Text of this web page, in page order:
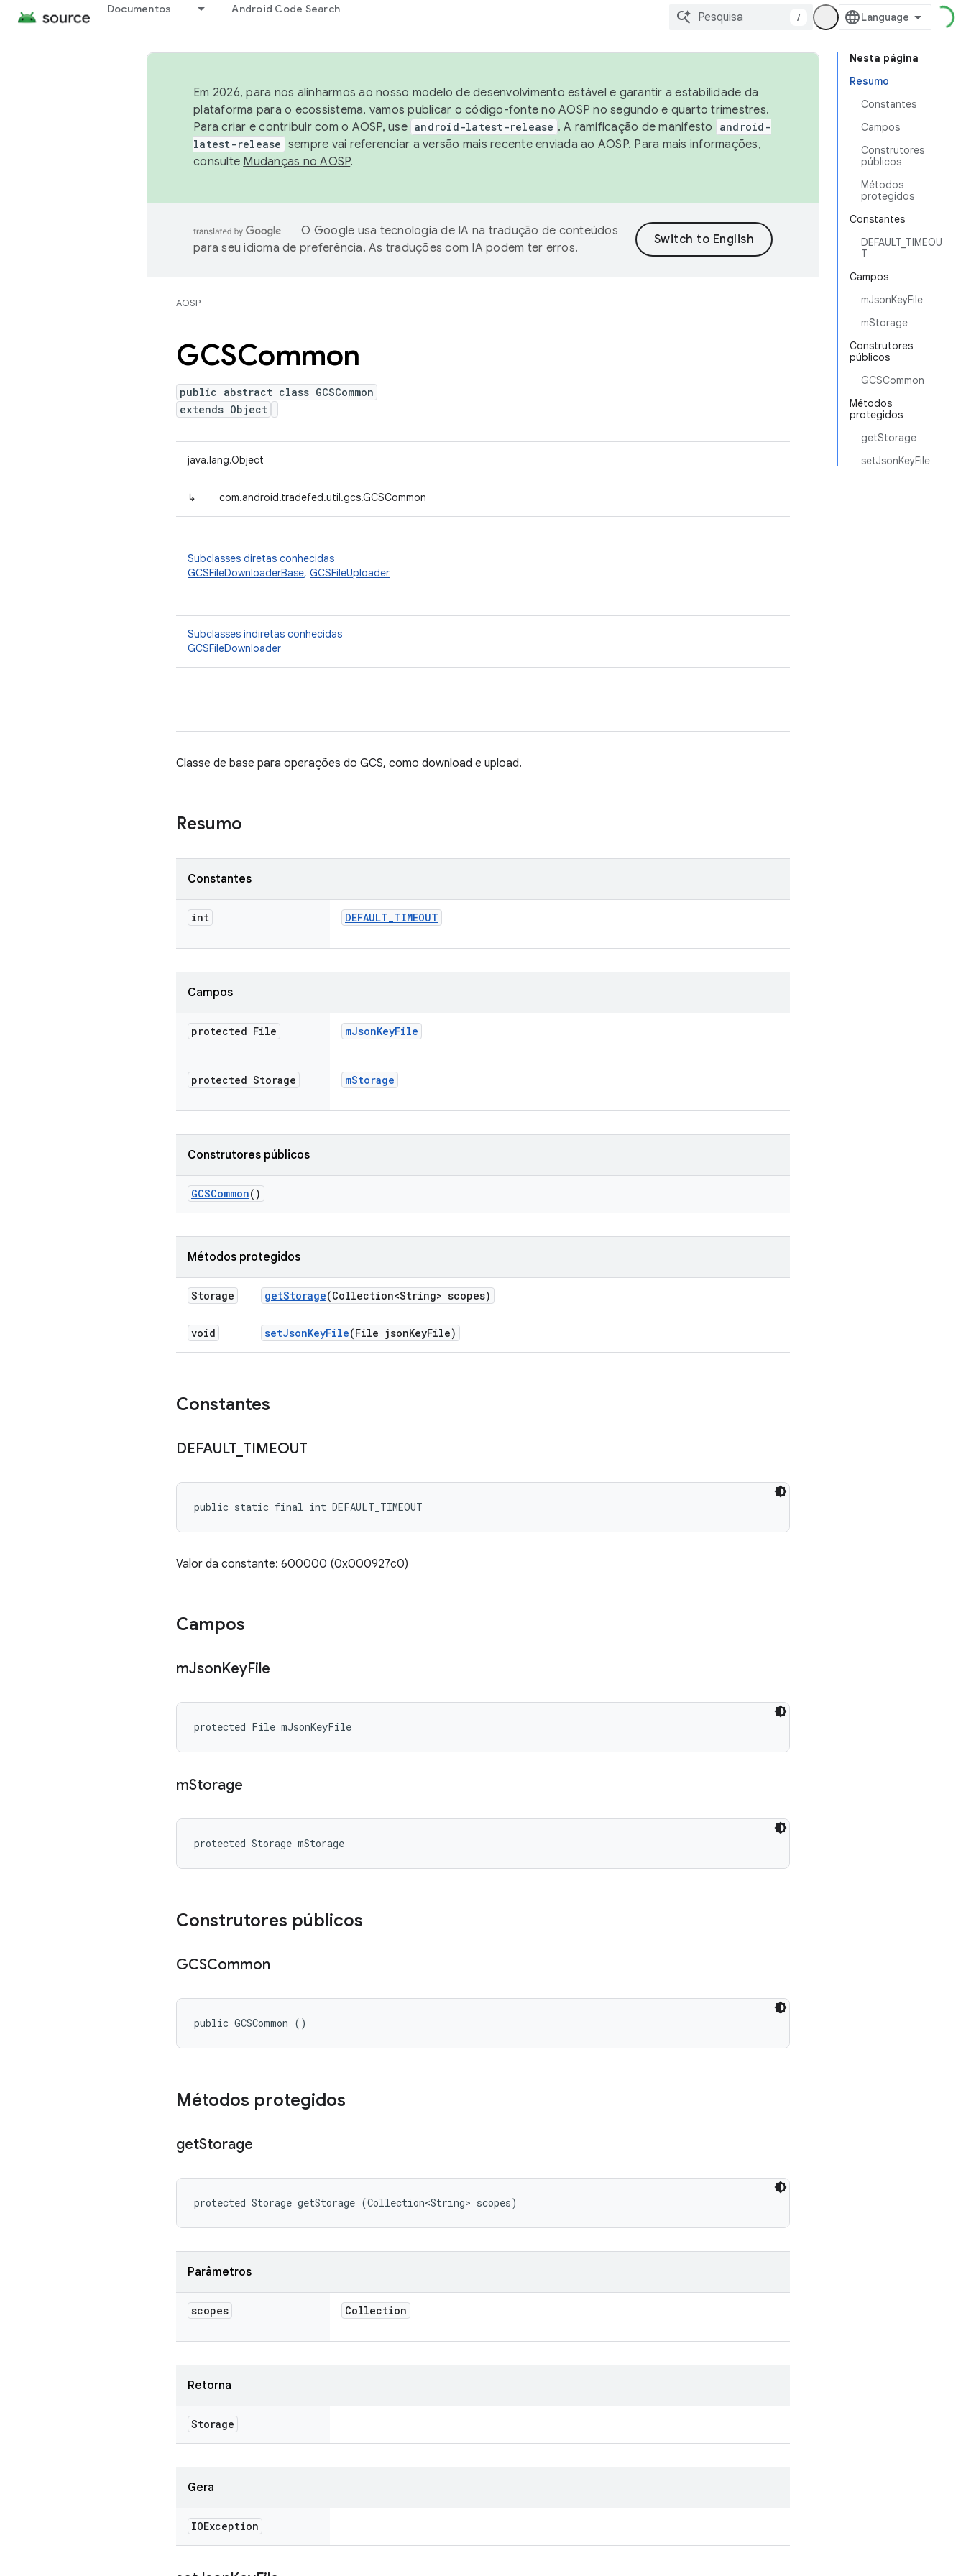
Documentos Android Code Search
/
Nesta página
Resumo
Constantes
Campos
Construtores
públicos
Métodos
protegidos
Constantes
DEFAULT_TIMEOU
T
Campos
mJsonKeyFile
mStorage
Construtores
públicos
GCSCommon
Métodos
protegidos
getStorage
setJsonKeyFile
Em 2026, para nos alinharmos ao nosso modelo de desenvolvimento estável e garantir a estabilidade da
plataforma para o ecossistema, vamos publicar o código-fonte no AOSP no segundo e quarto trimestres.
Para criar e contribuir com o AOSP, use android-latest-release . A ramificação de manifesto
android-
latest-release sempre vai referenciar a versão mais recente enviada ao AOSP. Para mais informações,
consulte Mudanças no AOSP.
O Google usa tecnologia de IA na tradução de conteúdos
para seu idioma de preferência. As traduções com IA podem ter erros.
AOSP
GCSCommon
public abstract class GCSCommon
extends Object
java.lang.Object
↳ com.android.tradefed.util.gcs.GCSCommon
Subclasses diretas conhecidas
GCSFileDownloaderBase, GCSFileUploader
Subclasses indiretas conhecidas
GCSFileDownloader
Classe de base para operações do GCS, como download e upload.
Resumo
Constantes
int DEFAULT_TIMEOUT
Campos
protected File mJsonKeyFile
protected Storage mStorage
Construtores públicos
GCSCommon()
Métodos protegidos
Storage getStorage(Collection<String> scopes)
void setJsonKeyFile(File jsonKeyFile)
Constantes
DEFAULT_ TIMEOUT
public static final int DEFAULT_TIMEOUT
Valor da constante: 600000 (0x000927c0)
Campos
mJsonKeyFile
protected File mJsonKeyFile
mStorage
protected Storage mStorage
Construtores públicos
GCSCommon
public GCSCommon ()
Métodos protegidos
getStorage
protected Storage getStorage (Collection<String> scopes)
Parâmetros
scopes Collection
Retorna
Storage
Gera
IOException